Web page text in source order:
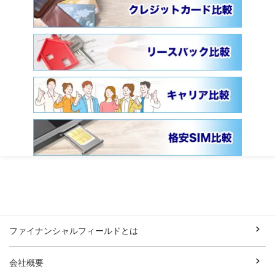
ファイナンシャルフィールドとは
会社概要